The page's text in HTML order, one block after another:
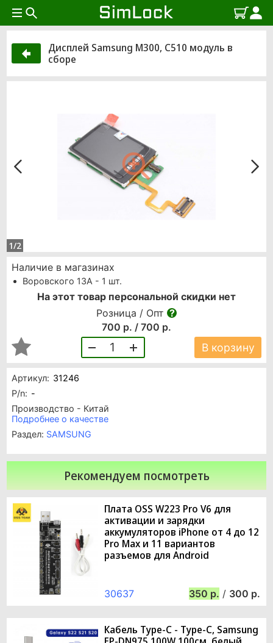
Дисплей Samsung M300, C510 модуль в
сборе
1/2
Артикул: 31246
P/n: -
Производство - Китай
Подробнее о качестве
Раздел: SAMSUNG
Наличие в магазинах
Воровского 13А - 1 шт.
На этот товар персональной скидки нет
Розница / Опт
700 р. / 700 р.
1 В корзину
Рекомендуем посмотреть
Плата OSS W223 Pro V6 для
активации и зарядки
аккумуляторов iPhone от 4 до 12
Pro Max и 11 вариантов
разъемов для Android
30637 350 / 300
Кабель Type-C - Type-C, Samsung